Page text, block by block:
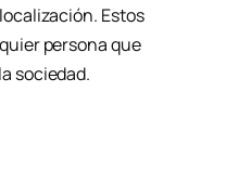
Estos
persona que
sociedad.